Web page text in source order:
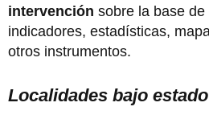
intervención sobre la base de
indicadores, estadísticas,
otros instrumentos.
Localidades bajo